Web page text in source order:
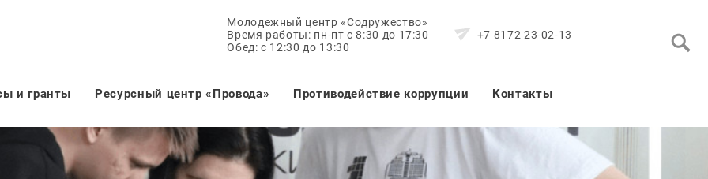
Молодежный центр «Содружество»
Время работы: пн-пт с 8:30 до 17:30
Обед: с 12:30 до 13:30
+7 8172 23-02-13
и гранты Ресурсный центр «Провода» Противодействие коррупции Контакты